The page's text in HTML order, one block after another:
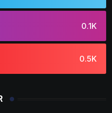
0.1K
0.5K